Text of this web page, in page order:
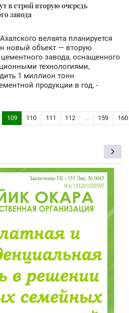
в строй вторую очередь
завода
велаята планируется
новый объект — вторую
завода, оснащенного
технологиями,
1 миллион тонн
продукции в год, -
109 110 111 112 ... 159 160